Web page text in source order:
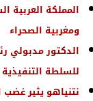
المملكة العربية
ومغربية الصحراء
الدكتور مدبولي
للسلطة
نتنياهو يثير غضب